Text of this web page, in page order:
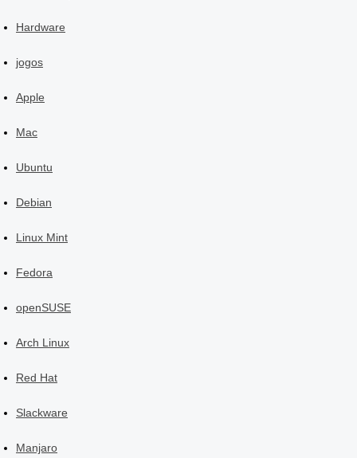
Hardware
jogos
Apple
Mac
Ubuntu
Debian
Linux Mint
Fedora
openSUSE
Arch Linux
Red Hat
Slackware
Manjaro